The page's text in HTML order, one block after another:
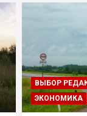
ВЫБОР
ЭКОНОМИКА